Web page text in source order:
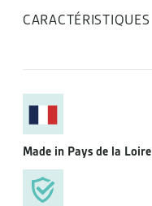
CARACTÉRISTIQUES
Made in Pays de la Loire